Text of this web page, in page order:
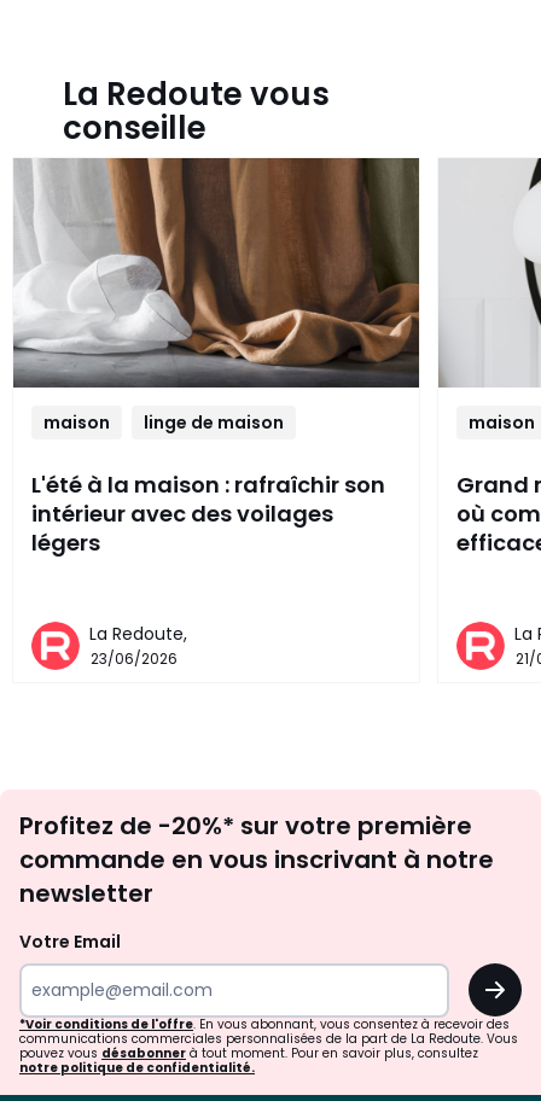
La Redoute vous
conseille
maison linge de maison
L'été à la maison : rafraîchir son
intérieur avec des voilages
légers
La Redoute,
23/06/2026
maison
Grand
où
La
newsletter
Profitez de -20%* sur votre première
commande en vous inscrivant à notre
newsletter
Votre Email
OK
*Voir conditions de l'offre. En vous abonnant, vous consentez à recevoir des
communications commerciales personnalisées de la part de La Redoute. Vous
pouvez vous désabonner à tout moment. Pour en savoir plus, consultez
notre politique de confidentialité.